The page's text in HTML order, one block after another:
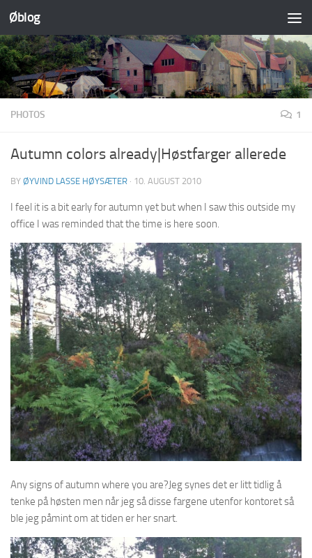
Skip to content
Øblog
PHOTOS 1
Autumn colors already|Høstfarger allerede
BY ØYVIND LASSE HØYSÆTER · 10. AUGUST 2010
I feel it is a bit early for autumn yet but when I saw this outside my
office I was reminded that the time is here soon.
Any signs of autumn where you are?Jeg synes det er litt tidlig å
tenke på høsten men når jeg så disse fargene utenfor kontoret så
ble jeg påmint om at tiden er her snart.